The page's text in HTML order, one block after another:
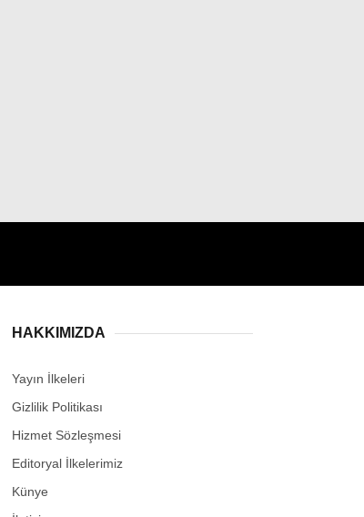
HAKKIMIZDA
Yayın İlkeleri
Gizlilik Politikası
Hizmet Sözleşmesi
Editoryal İlkelerimiz
Künye